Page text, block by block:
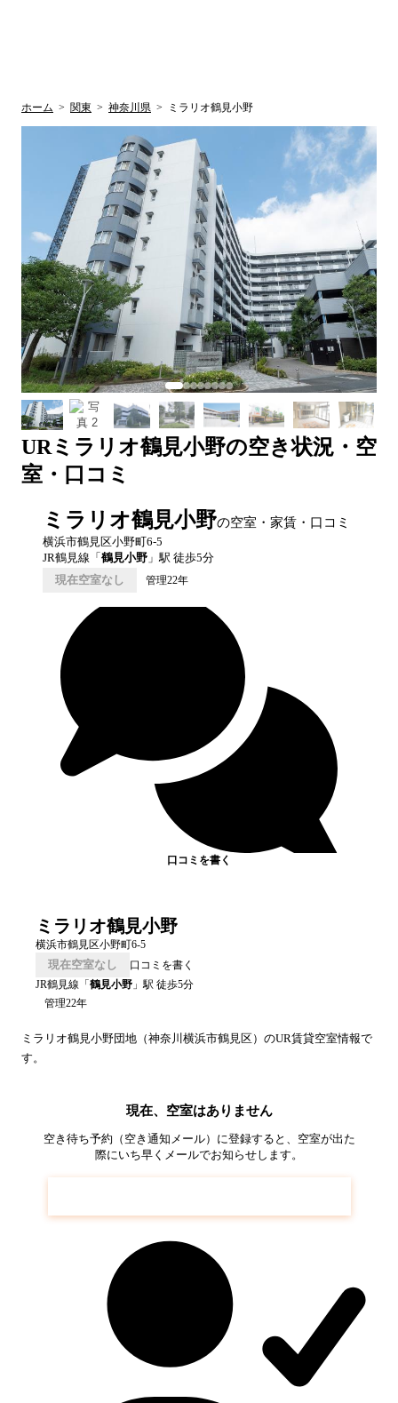
ホーム > 関東 > 神奈川県 > ミラリオ鶴見小野
UR ミラリオ鶴見小野の空き状況・空
室・口コミ
ミラリオ鶴見小野の空室・家賃・口コミ
横浜市鶴見区小野町6-5
JR鶴見線 「 鶴見小野 」駅 徒歩5分
現在空室なし
管理22年
口コミを書く
ミラリオ鶴見小野
横浜市鶴見区小野町6-5
現在空室なし
口コミを書く
JR鶴見線 「 鶴見小野 」駅 徒歩5分
管理22年
ミラリオ鶴見小野団地（神奈川 横浜市鶴見区）のUR賃貸空室情報で
す。
現在、空室はありません
空き待ち予約（空き通知メール）に登録すると、空室が出た
際にいち早くメールでお知らせします。